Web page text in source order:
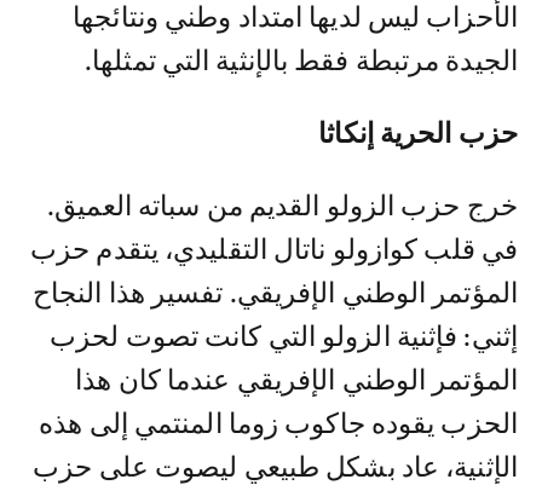
الأحزاب ليس لديها امتداد وطني ونتائجها
الجيدة مرتبطة فقط بالإنثية التي تمثلها.
حزب الحرية إنكاثا
خرج حزب الزولو القديم من سباته العميق.
في قلب كوازولو ناتال التقليدي، يتقدم حزب
المؤتمر الوطني الإفريقي. تفسير هذا النجاح
إثني: فإثنية الزولو التي كانت تصوت لحزب
المؤتمر الوطني الإفريقي عندما كان هذا
الحزب يقوده جاكوب زوما المنتمي إلى هذه
الإثنية، عاد بشكل طبيعي ليصوت على حزب